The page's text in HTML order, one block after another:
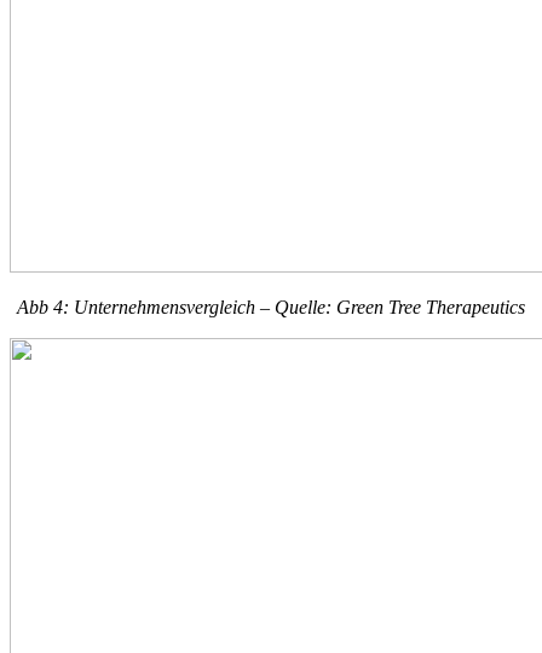
Abb 4: Unternehmensvergleich – Quelle: Green Tree Therapeutics